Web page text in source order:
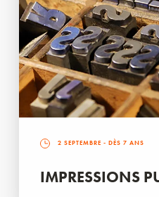
2 SEPTEMBRE - DÈS 7 ANS
IMPRESSIONS